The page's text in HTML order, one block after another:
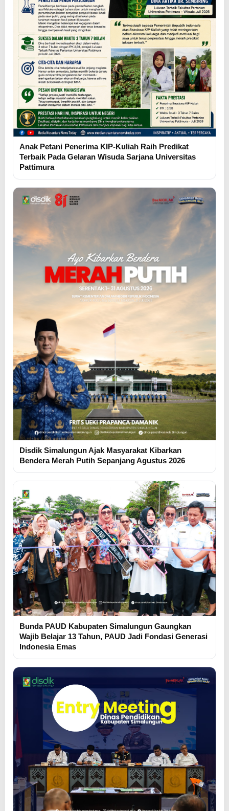
Anak Petani Penerima KIP-Kuliah Raih Predikat
Terbaik Pada Gelaran Wisuda Sarjana Universitas
Pattimura
Disdik Simalungun Ajak Masyarakat Kibarkan
Bendera Merah Putih Sepanjang Agustus 2026
Bunda PAUD Kabupaten Simalungun Gaungkan
Wajib Belajar 13 Tahun, PAUD Jadi Fondasi Generasi
Indonesia Emas